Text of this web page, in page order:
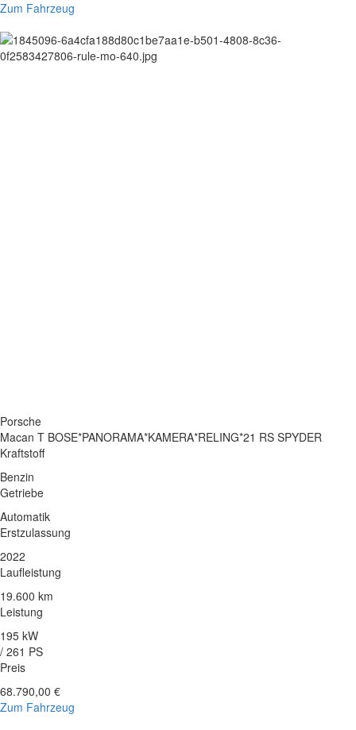
Zum Fahrzeug
Porsche
Macan T BOSE*PANORAMA*KAMERA*RELING*21 RS SPYDER
Kraftstoff
Benzin
Getriebe
Automatik
Erstzulassung
2022
Laufleistung
19.600 km
Leistung
195 kW
/ 261 PS
Preis
68.790,00 €
Zum Fahrzeug